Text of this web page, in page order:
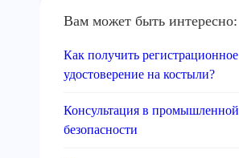
Вам может быть интересно:
Как получить регистрационное
удостоверение на костыли?
Консультация в промышленной
безопасности